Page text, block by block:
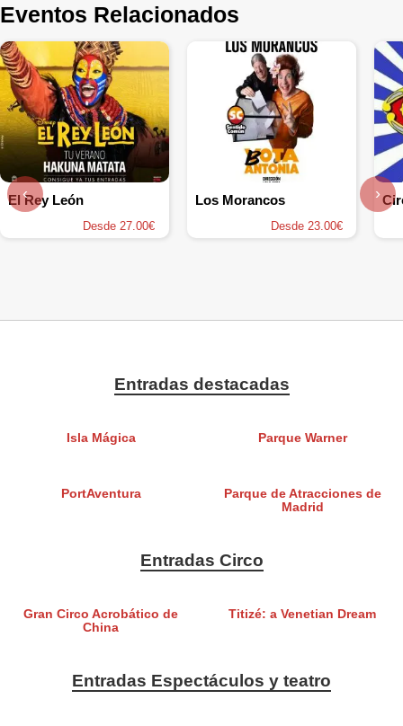
Eventos Relacionados
El Rey León
Desde 27.00€
Los Morancos
Desde 23.00€
‹ ›
Entradas destacadas
Isla Mágica Parque Warner
PortAventura
Parque de Atracciones de
Madrid
Entradas Circo
Gran Circo Acrobático de
China
Titizé: a Venetian Dream
Entradas Espectáculos y teatro